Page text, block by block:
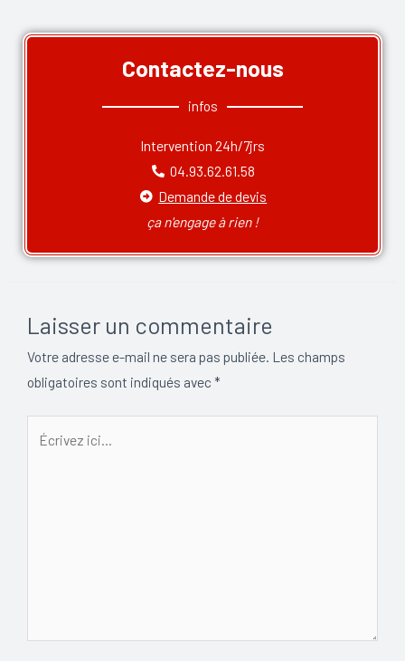
Contactez-nous
infos
Intervention 24h/7jrs
04.93.62.61.58
Demande de devis
ça n'engage à rien !
Laisser un commentaire
Votre adresse e-mail ne sera pas publiée. Les champs
obligatoires sont indiqués avec *